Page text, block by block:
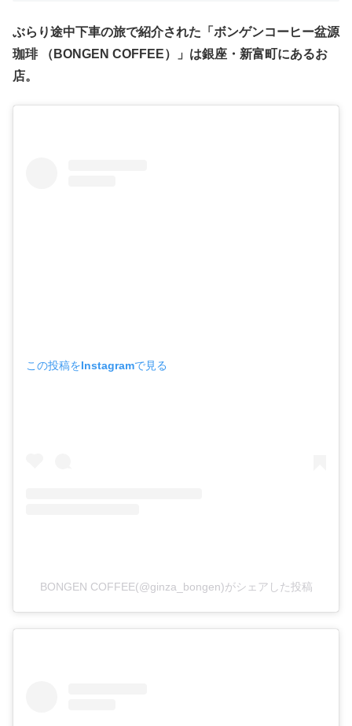
ぶらり途中下車の旅で紹介された 「ボンゲンコーヒー盆源
珈琲
（ BONGEN COFFEE）」 は銀座・新富町にあるお
店。
この投稿をInstagramで見る
BONGEN COFFEE(@ginza_bongen)がシェアした投稿